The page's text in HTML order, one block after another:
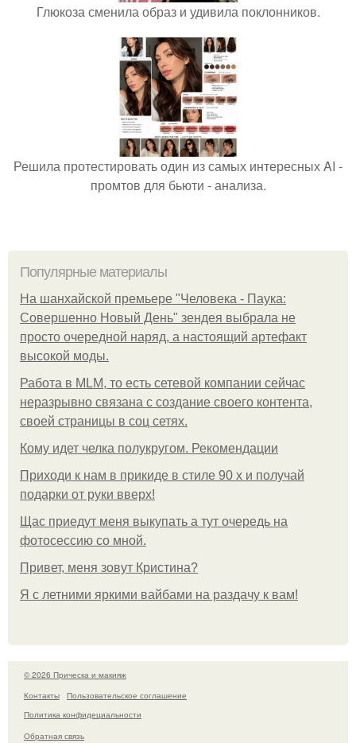
Глюкоза сменила образ и удивила поклонников.
Решила протестировать один из самых интересных AI -
промтов для бьюти - анализа.
Популярные материалы
На шанхайской премьере "Человека - Паука:
Совершенно Новый День" зендея выбрала не
просто очередной наряд, а настоящий артефакт
высокой моды.
Работа в MLM, то есть сетевой компании сейчас
неразрывно связана с создание своего контента,
своей страницы в соц сетях.
Кому идет челка полукругом. Рекомендации
Приходи к нам в прикиде в стиле 90 х и получай
подарки от руки вверх!
Щас приедут меня выкупать а тут очередь на
фотосессию со мной.
Привет, меня зовут Кристина?
Я с летними яркими вайбами на раздачу к вам!
© 2026 Прическа и макияж
Контакты
Пользовательское соглашение
Политика конфидециальности
Обратная связь